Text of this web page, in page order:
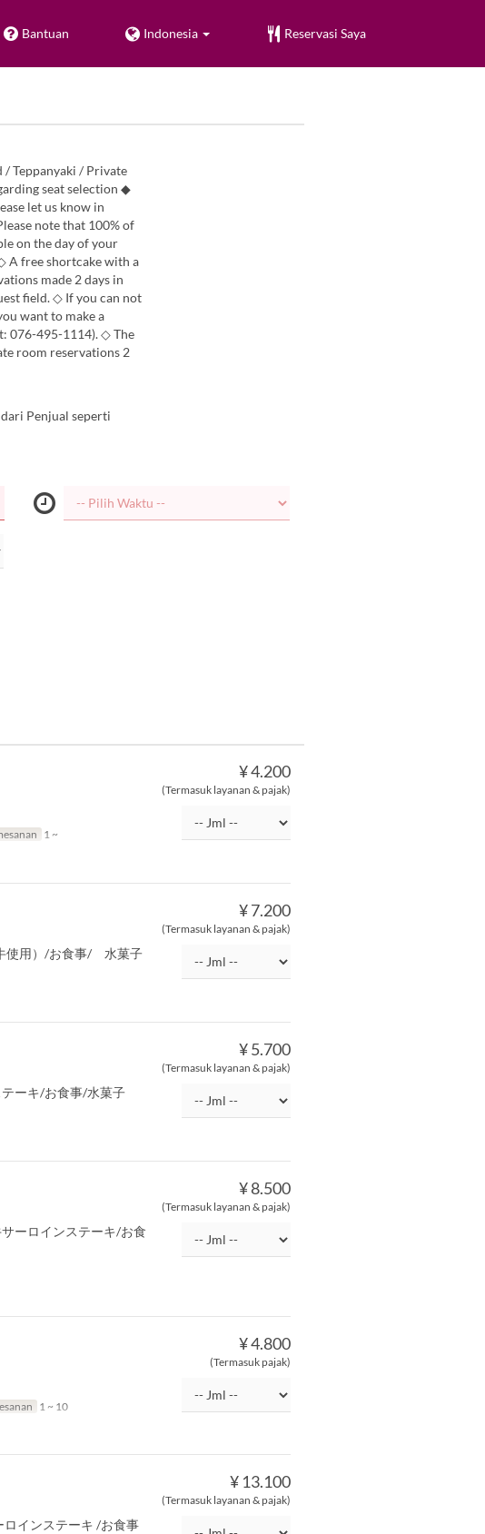
Bantuan Indonesia Reservasi Saya
Teppanyaki / Private
seat selection ◆
let us know in
note that 100% of
on the day of your
A free shortcake with a
made 2 days in
field. ◇ If you can not
want to make a
076-495-1114). ◇ The
room reservations 2
Penjual seperti
¥ 4.200
(Termasuk layanan & pajak)
1 ~
¥ 7.200
(Termasuk layanan & pajak)
使用）/お食事/ 水菓子
¥ 5.700
(Termasuk layanan & pajak)
ーキ/お食事/水菓子
¥ 8.500
(Termasuk layanan & pajak)
ーロインステーキ/お食
¥ 4.800
(Termasuk pajak)
1 ~ 10
¥ 13.100
(Termasuk layanan & pajak)
ロインステーキ /お食事